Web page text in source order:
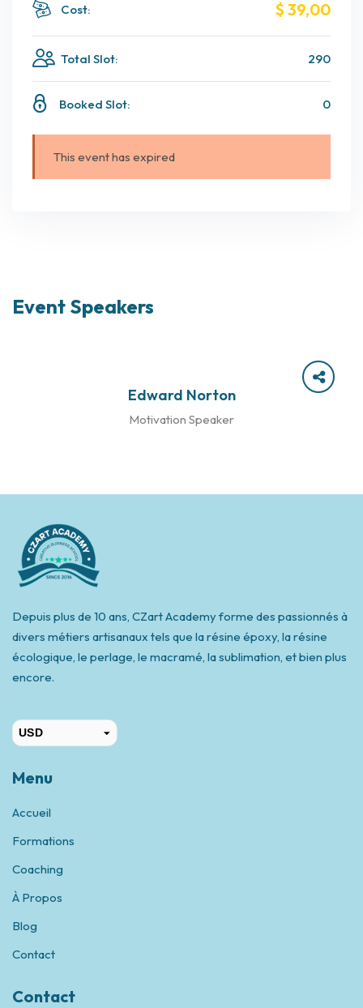
Cost: $ 39,00
Total Slot: 290
Booked Slot: 0
This event has expired
Event Speakers
Edward Norton
Motivation Speaker
Depuis plus de 10 ans, CZart Academy forme des passionnés à
divers métiers artisanaux tels que la résine époxy, la résine
écologique, le perlage, le macramé, la sublimation, et bien plus
encore.
USD
Menu
Accueil
Formations
Coaching
À Propos
Blog
Contact
Contact